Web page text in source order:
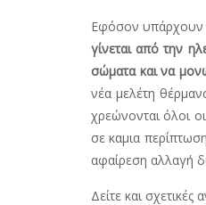
Εφόσον υπάρχουν
γίνεται από την
σώματα και να
νέα μελέτη
χρεώνονται όλοι
σε καμια
αφαίρεση αλλαγή
Δείτε και